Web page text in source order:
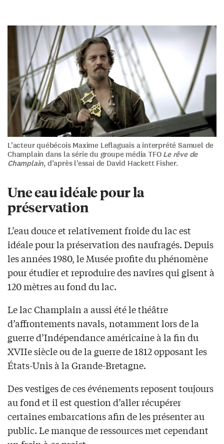
L’acteur québécois Maxime Leflaguais a interprété Samuel de
Champlain dans la série du groupe média TFOLe rêve de
Champlain, d’après l’essai de David Hackett Fisher.
Une eau idéale pour la
préservation
L’eau douce et relativement froide du lac est
idéale pour la préservation des naufragés. Depuis
les années 1980, le Musée profite du phénomène
pour étudier et reproduire des navires qui gisent à
120 mètres au fond du lac.
Le lac Champlain a aussi été le théâtre
d’affrontements navals, notamment lors de la
guerre d’Indépendance américaine à la fin du
XVIIe siècle ou de la guerre de 1812 opposant les
États-Unis à la Grande-Bretagne.
Des vestiges de ces événements reposent toujours
au fond et il est question d’aller récupérer
certaines embarcations afin de les présenter au
public. Le manque de ressources met cependant